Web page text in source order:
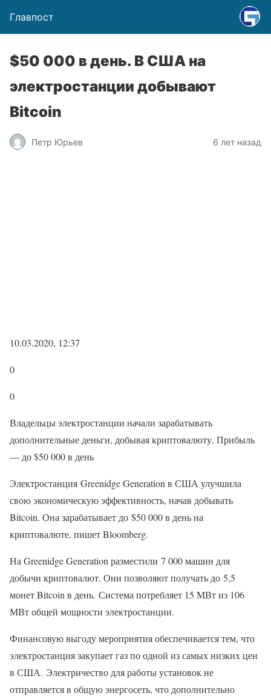
Главпост
$50 000 в день. В США на
электростанции добывают
Bitcoin
Петр Юрьев 6 лет назад
10.03.2020, 12:37
0
0
Владельцы электростанции начали зарабатывать
дополнительные деньги, добывая криптовалюту. Прибыль
— до $50 000 в день
Электростанция Greenidge Generation в США улучшила
свою экономическую эффективность, начав добывать
Bitcoin. Она зарабатывает до $50 000 в день на
криптовалюте, пишет Bloomberg.
На Greenidge Generation разместили 7 000 машин для
добычи криптовалют. Они позволяют получать до 5,5
монет Bitcoin в день. Система потребляет 15 МВт из 106
МВт общей мощности электростанции.
Финансовую выгоду мероприятия обеспечивается тем, что
электростанция закупает газ по одной из самых низких цен
в США. Электричество для работы установок не
отправляется в общую энергосеть, что дополнительно